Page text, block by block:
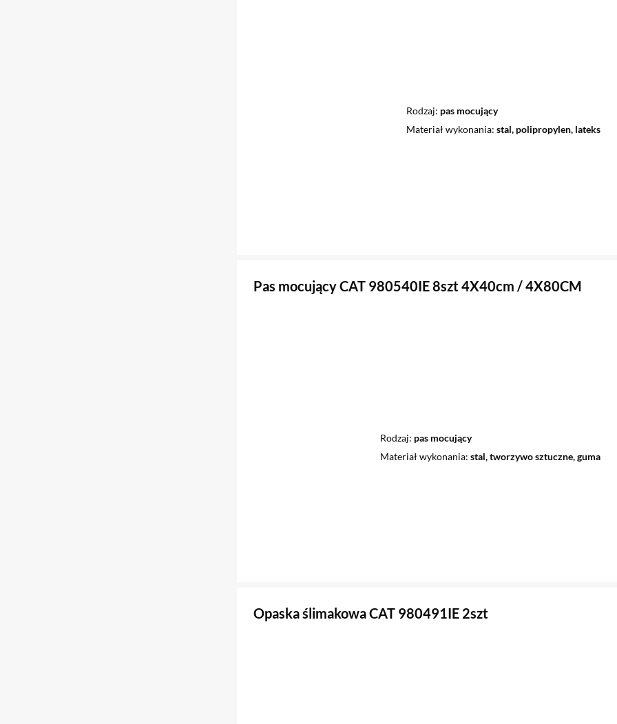
Rodzaj pas mocujący
Materiał wykonania stal, polipropylen, lateks
Pas mocujący CAT 980540IE 8szt 4X40cm / 4X80CM
Rodzaj pas mocujący
Materiał wykonania stal, tworzywo sztuczne, guma
Opaska ślimakowa CAT 980491IE 2szt